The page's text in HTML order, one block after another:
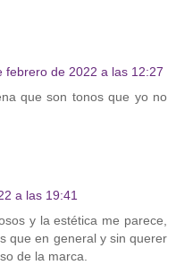
febrero de 2022 a las 12:27
que son tonos que yo no
a las 19:41
y la estética me parece,
que en general y sin querer
de la marca.